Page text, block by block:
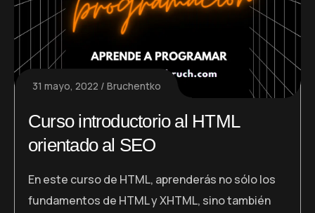
31 mayo, 2022 Bruchentko
Curso introductorio al HTML
orientado al SEO
En este curso de HTML, aprenderás no sólo los
fundamentos de HTML y XHTML, sino también